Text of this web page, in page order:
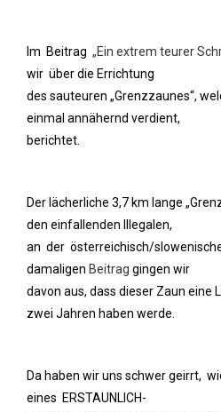
Im Beitrag „Ein extrem teurer
wir über die Errichtung
des sauteuren „Grenzzaunes“,
einmal annähernd verdient,
berichtet.
Der lächerliche 3,7 km lange
den einfallenden Illegalen,
an der österreichisch/
damaligen Beitrag gingen wir
davon aus, dass dieser Zaun eine
zwei Jahren haben werde.
Da haben wir uns schwer geirrt,
eines ERSTAUNLICH-